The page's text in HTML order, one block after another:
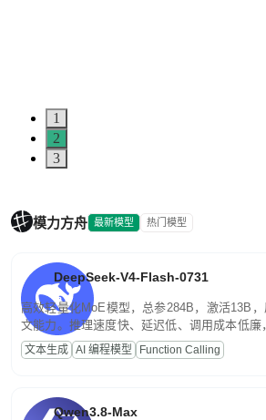
1
2
3
模力方舟 最新模型 热门模型
DeepSeek-V4-Flash-0731
高效轻量化MoE模型，总参284B，激活13B
文能力。推理速度快、延迟低、调用成本低廉
高并发、轻量化任务，适合日常对话、内容创
文案处理等普惠刚需场景。
文本生成 AI 编程模型 Function Calling
Qwen3.8-Max